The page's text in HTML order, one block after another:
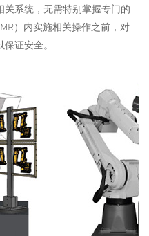
系统，无需特别掌握专门的
）内实施相关操作之前，对
证安全。